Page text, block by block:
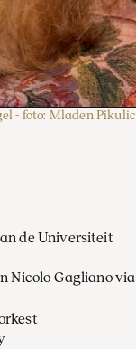
- foto: Mladen Pikulic
de Universiteit
Nicolo Gagliano via